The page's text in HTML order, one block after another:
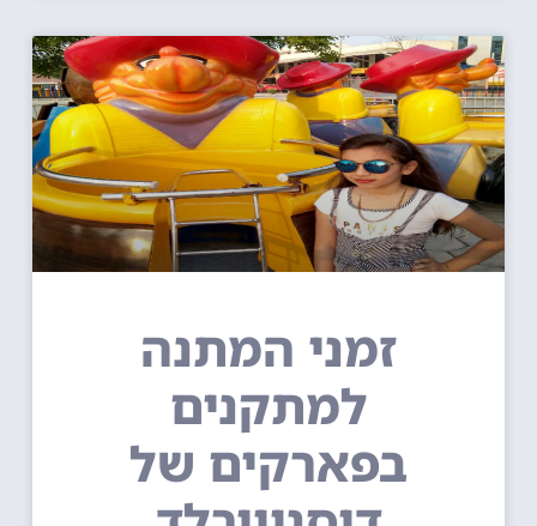
זמני המתנה
למתקנים
בפארקים של